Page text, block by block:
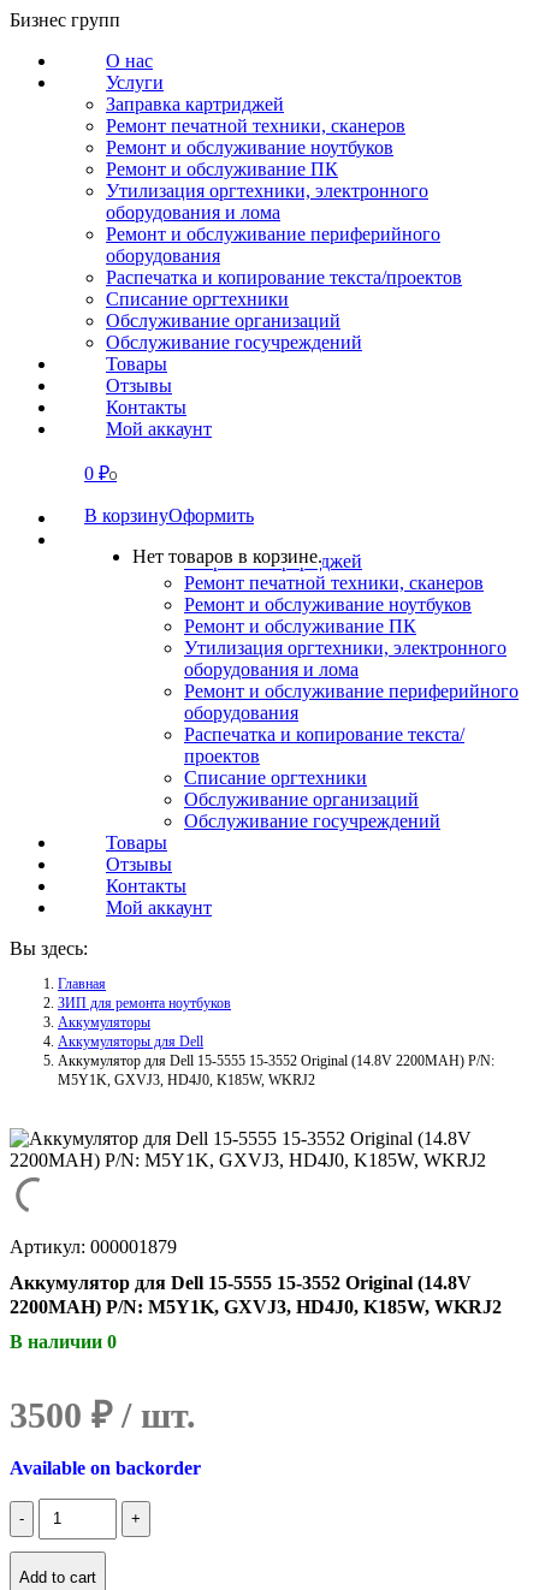
Перейти
содержанию
Бизнес групп
О нас
Услуги
Заправка картриджей
Ремонт печатной техники, сканеров
Ремонт и обслуживание ноутбуков
Ремонт и обслуживание ПК
Утилизация оргтехники, электронного
оборудования и лома
Ремонт и обслуживание периферийного
оборудования
Распечатка и копирование текста/проектов
Списание оргтехники
Обслуживание организаций
Обслуживание госучреждений
Товары
Отзывы
Контакты
Мой аккаунт
0 ₽0
В корзинуОформить
Нет товаров в корзине.
СВЯЗАТЬСЯ
О нас
Заправка картриджей
Ремонт печатной техники, сканеров
Ремонт и обслуживание ноутбуков
Ремонт и обслуживание ПК
Утилизация оргтехники, электронного
оборудования и лома
Ремонт и обслуживание периферийного
оборудования
Распечатка и копирование текста/
проектов
Списание оргтехники
Обслуживание организаций
Обслуживание госучреждений
Товары
Отзывы
Контакты
Мой аккаунт
Вы здесь:
Главная
ЗИП для ремонта ноутбуков
Аккумуляторы
Аккумуляторы для Dell
Аккумулятор для Dell 15-5555 15-3552 Original (14.8V 2200MAH) P/N:
M5Y1K, GXVJ3, HD4J0, K185W, WKRJ2
Артикул: 000001879
Аккумулятор для Dell 15-5555 15-3552 Original (14.8V
2200MAH) P/N: M5Y1K, GXVJ3, HD4J0, K185W, WKRJ2
В наличии 0
3500 ₽
Available on backorder
Количество
Аккумулятор
для
Dell
Add to cart